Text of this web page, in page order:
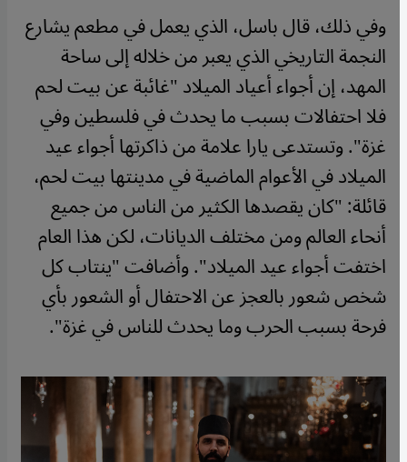
وفي ذلك، قال باسل، الذي يعمل في مطعم يشارع
النجمة التاريخي الذي يعبر من خلاله إلى ساحة
المهد، إن أجواء أعياد الميلاد "غائبة عن بيت لحم
فلا احتفالات بسبب ما يحدث في فلسطين وفي
غزة". وتستدعى يارا علامة من ذاكرتها أجواء عيد
الميلاد في الأعوام الماضية في مدينتها بيت لحم،
قائلة: "كان يقصدها الكثير من الناس من جميع
أنحاء العالم ومن مختلف الديانات، لكن هذا العام
اختفت أجواء عيد الميلاد". وأضافت "ينتاب كل
شخص شعور بالعجز عن الاحتفال أو الشعور بأي
فرحة بسبب الحرب وما يحدث للناس في غزة".